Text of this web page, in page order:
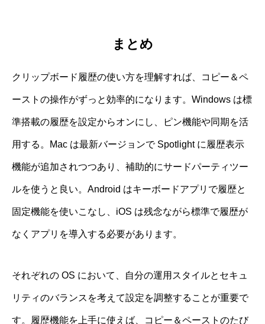
まとめ
クリップボード履歴の使い方を理解すれば、コピー＆ペ
ーストの操作がずっと効率的になります。Windows は標
準搭載の履歴を設定からオンにし、ピン機能や同期を活
用する。Mac は最新バージョンで Spotlight に履歴表示
機能が追加されつつあり、補助的にサードパーティツー
ルを使うと良い。Android はキーボードアプリで履歴と
固定機能を使いこなし、iOS は残念ながら標準で履歴が
なくアプリを導入する必要があります。
それぞれの OS において、自分の運用スタイルとセキュ
リティのバランスを考えて設定を調整することが重要で
す。履歴機能を上手に使えば、コピー＆ペーストのたび